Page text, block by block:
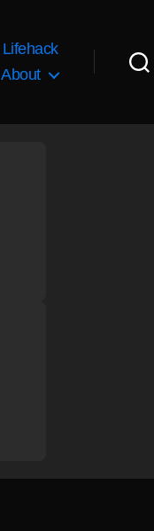
Lifehack
About